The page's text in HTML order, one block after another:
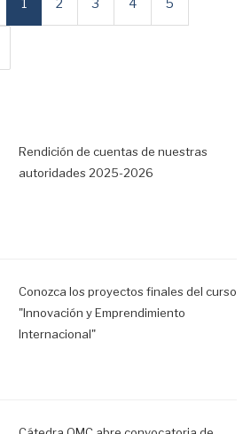
1 2 3 4 5
Rendición de cuentas de nuestras
autoridades 2025-2026
Conozca los proyectos finales del curso
"Innovación y Emprendimiento
Internacional"